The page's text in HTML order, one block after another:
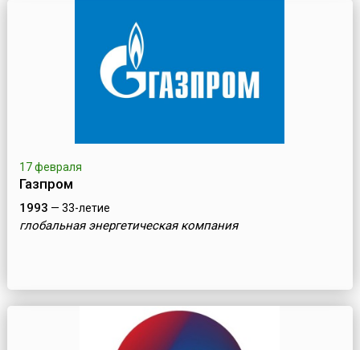
17 февраля
Газпром
1993 — 33-летие
глобальная энергетическая компания